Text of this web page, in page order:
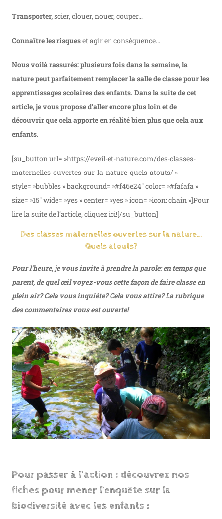
Transporter,scier, clouer, nouer, couper…
Connaître les risqueset agir en conséquence…
Nous voilà rassurés: plusieurs fois dans la semaine, la
nature peut parfaitement remplacer la salle de classe pour les
apprentissages scolaires des enfants. Dans la suite de cet
article, je vous propose d’aller encore plus loin et de
découvrir que cela apporte en réalité bien plus que cela aux
enfants.
[su_button url= »https://eveil-et-nature.com/des-classes-
maternelles-ouvertes-sur-la-nature-quels-atouts/ »
style= »bubbles » background= »#f46e24″ color= »#fafafa »
size= »15″ wide= »yes » center= »yes » icon= »icon: chain »]Pour
lire la suite de l’article, cliquez ici![/su_button]
Des classes maternelles ouvertes sur la nature…
Quels atouts?
Pour l’heure, je vous invite à prendre la parole: en temps que
parent, de quel œil voyez-vous cette façon de faire classe en
plein air? Cela vous inquiète? Cela vous attire? La rubrique
des commentaires vous est ouverte!
Pour passer à l’action : découvrez nos
fiches pour mener l’enquête sur la
biodiversité avec les enfants :